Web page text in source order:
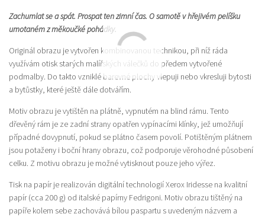
Zachumlat se a spát. Prospat ten zimní čas. O samotě v hřejivém pelíšku
umotaném z měkoučké pohádky.
Originál obrazu je vytvořen kombinovanou technikou, při níž ráda
využívám otisk starých malířských válečků do předem vytvořené
podmalby. Do takto vzniklé barevné plochy vlepuji nebo vkresluji bytosti
a bytůstky, které ještě dále dotvářím.
Motiv obrazu je vytištěn na plátně, vypnutém na blind rámu. Tento
dřevěný rám je ze zadní strany opatřen vypínacími klínky, jež umožňují
případné dovypnutí, pokud se plátno časem povolí. Potištěným plátnem
jsou potaženy i boční hrany obrazu, což podporuje věrohodné působení
celku. Z motivu obrazu je možné vytisknout pouze jeho výřez.
Tisk na papír je realizován digitální technologií Xerox Iridesse na kvalitní
papír (cca 200 g) od italské papírny Fedrigoni. Motiv obrazu tištěný na
papíře kolem sebe zachovává bílou paspartu s uvedeným názvem a